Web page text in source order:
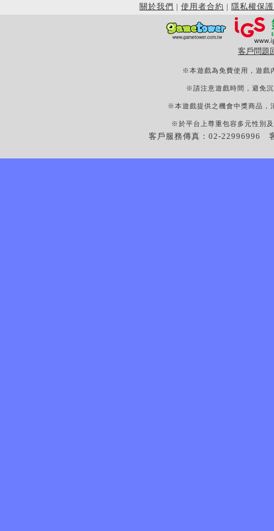
關於我們 | 使用者合約 | 隱私權保護
客戶問題
※本遊戲為免費使用，遊戲
※請注意遊戲時間，避免
※本遊戲提供之機會中獎商品，
※於平台上尊重包容多元性別
客戶服務傳真：02-22996996